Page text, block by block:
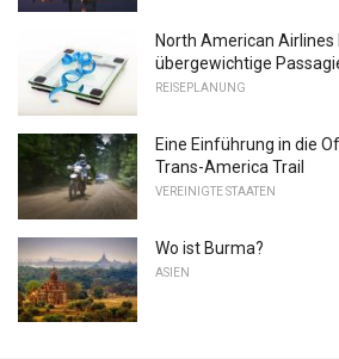
North American Airlines
übergewichtige
REISEPLANUNG
Eine Einführung in die
Trans-America Trail
VEREINIGTE STAATEN
Wo ist Burma?
ASIEN